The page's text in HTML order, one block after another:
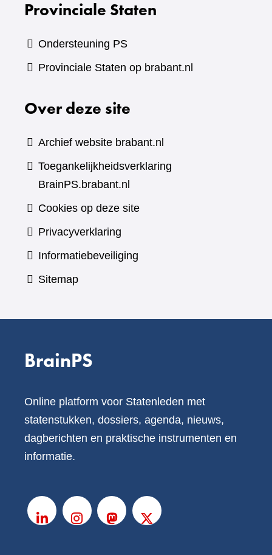
Provinciale Staten
Ondersteuning PS
Provinciale Staten op brabant.nl
Over deze site
Archief website brabant.nl
Toegankelijkheidsverklaring
BrainPS.brabant.nl
Cookies op deze site
Privacyverklaring
Informatiebeveiliging
Sitemap
BrainPS
Online platform voor Statenleden met
statenstukken, dossiers, agenda, nieuws,
dagberichten en praktische instrumenten en
informatie.